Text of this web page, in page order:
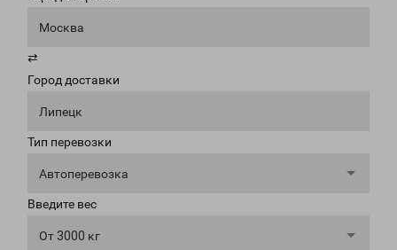
Москва
⇄
Город доставки
Липецк
Тип перевозки
Автоперевозка
Введите вес
От 3000 кг